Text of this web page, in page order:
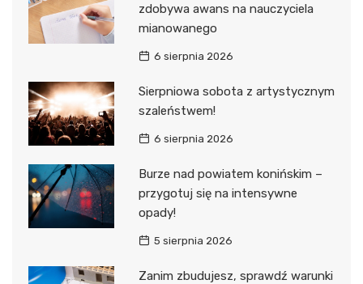
zdobywa awans na nauczyciela
mianowanego
6 sierpnia 2026
Sierpniowa sobota z artystycznym
szaleństwem!
6 sierpnia 2026
Burze nad powiatem konińskim –
przygotuj się na intensywne
opady!
5 sierpnia 2026
Zanim zbudujesz, sprawdź warunki